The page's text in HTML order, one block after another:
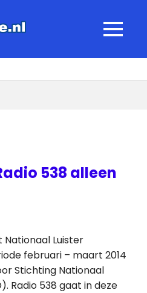
MENU
538 alleen
Luister
februari – maart 2014
Stichting Nationaal
Radio 538 gaat in deze